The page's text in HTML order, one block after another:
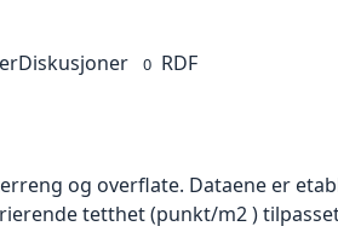
Diskusjoner 0 RDF
og overflate. Dataene er
tetthet (punkt/m2 )